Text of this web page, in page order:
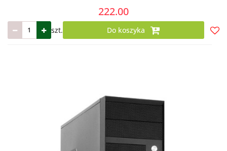
222.00
szt. Do koszyka